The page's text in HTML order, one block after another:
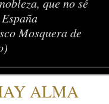
Mosquera de
ALMA